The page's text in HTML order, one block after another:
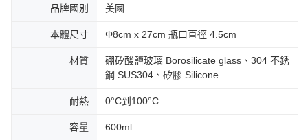
品牌國別 美國
本體尺寸 Φ8cm x 27cm 瓶口直徑 4.5cm
材質
硼矽酸鹽玻璃 Borosilicate glass、304 不銹
鋼 SUS304、矽膠 Silicone
耐熱 0°C到100°C
容量 600ml